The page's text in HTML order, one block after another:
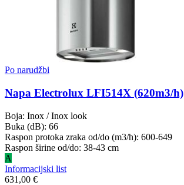
Po narudžbi
Napa Electrolux LFI514X (620m3/h)
Boja: Inox / Inox look
Buka (dB): 66
Raspon protoka zraka od/do (m3/h): 600-649
Raspon širine od/do: 38-43 cm
A
Informacijski list
631,00 €